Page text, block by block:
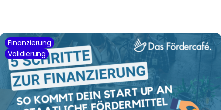
Finanzierung
Validierung